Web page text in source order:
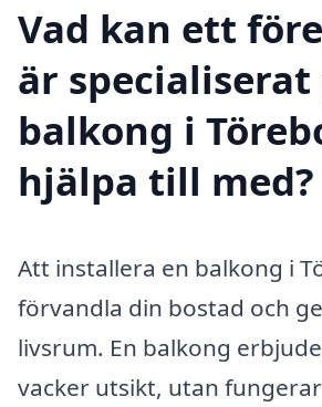
Vad kan ett
är specialiserat
balkong i
hjälpa till med?
Att installera en balkong i
förvandla din bostad och
livsrum. En balkong
vacker utsikt, utan